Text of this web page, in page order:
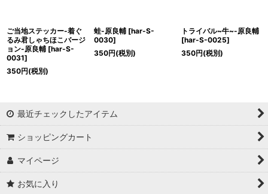
ご当地ステッカー-着ぐ
るみ君しゃちほこバージ
ョン-原良輔 [har-S-
0031]
350円(税別)
蛙-原良輔 [har-S-
0030]
350円(税別)
トライバル~牛~-原良輔
[har-S-0025]
350円(税別)
最近チェックしたアイテム
ショッピングカート
マイページ
お気に入り